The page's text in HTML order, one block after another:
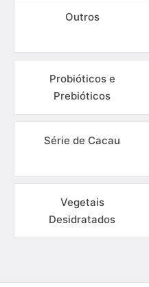
Outros
Probióticos e
Prebióticos
Série de Cacau
Vegetais
Desidratados